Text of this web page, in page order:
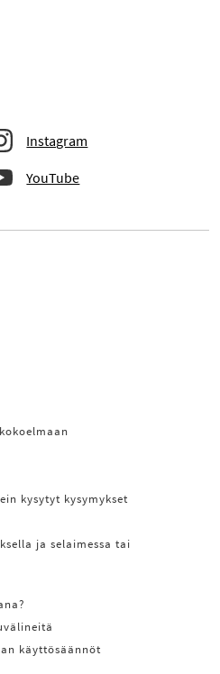
Instagram
YouTube
kysytyt kysymykset
ja selaimessa tai
käyttösäännöt